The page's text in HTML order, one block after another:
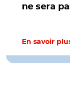
ne sera
En savoir